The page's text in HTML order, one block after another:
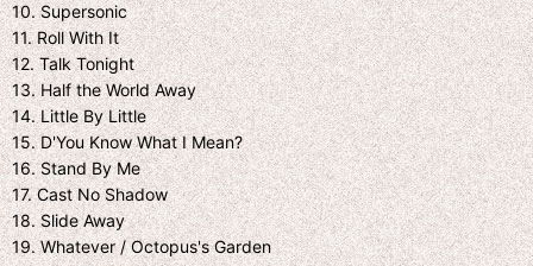
10. Supersonic
11. Roll With It
12. Talk Tonight
13. Half the World Away
14. Little By Little
15. D'You Know What I Mean?
16. Stand By Me
17. Cast No Shadow
18. Slide Away
19. Whatever / Octopus's Garden